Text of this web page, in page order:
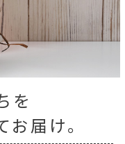
を
届け。